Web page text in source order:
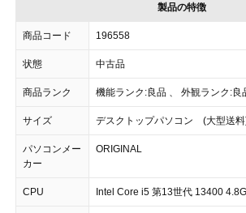
製品の特徴
商品コード 196558
状態 中古品
商品ランク 機能ランク:良品 、 外観ランク:良
サイズ デスクトップパソコン (大型送
パソコンメー
カー
ORIGINAL
CPU Intel Core i5 第13世代 13400